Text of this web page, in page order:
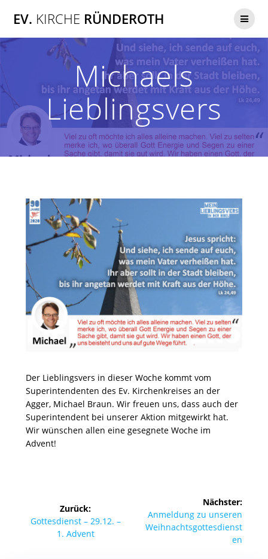
Inhalt
EV. KIRCHE RÜNDEROTH
Michaels
Lieblingsvers
Der Lieblingsvers in dieser Woche kommt vom
Superintendenten des Ev. Kirchenkreises an der
Agger, Michael Braun. Wir freuen uns, dass auch der
Superintendent bei unserer Aktion mitgewirkt hat.
Wir wünschen allen eine gesegnete Woche im
Advent!
Zurück:
Vorheriger
Beitrag:
Gottesdienst – 29.12. –
1. Advent
Nächster:
Nächster
Beitrag:
Anmeldung zu unseren
Weihnachtsgottesdienst
en